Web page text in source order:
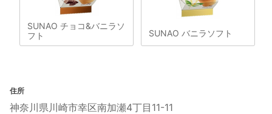
SUNAO チョコ&バニラソ
フト
SUNAO バニラソフト
住所
神奈川県川崎市幸区南加瀬4丁目11-11